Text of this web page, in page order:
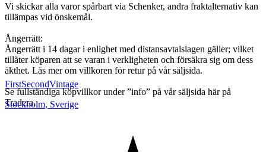
Vi skickar alla varor spårbart via Schenker, andra fraktalternativ kan
tillämpas vid önskemål.
Ångerrätt:
Ångerrätt i 14 dagar i enlighet med distansavtalslagen gäller; vilket
tillåter köparen att se varan i verkligheten och försäkra sig om dess
äkthet. Läs mer om villkoren för retur på vår säljsida.
Se fullständiga köpvillkor under ”info” på vår säljsida här på
Tradera.
FirstSecondVintage
Stockholm, Sverige